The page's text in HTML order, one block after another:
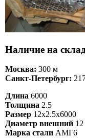
Наличие на
Москва: 300 м
Санкт-Петербург:
Длина 6000
Толщина 2.5
Размер 12х2.5х6000
Диаметр внешний 12
Марка стали АМГ6